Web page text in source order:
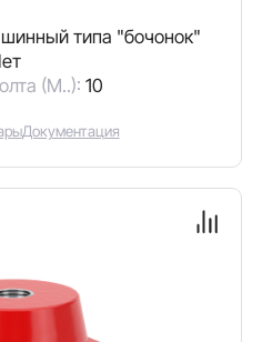
типа "бочонок"
(М..): 10
Документация